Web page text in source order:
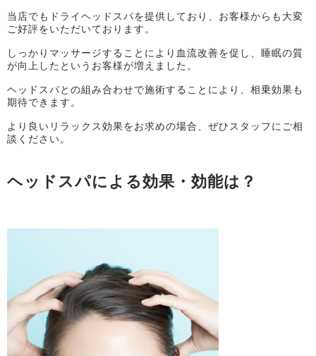
当店でもドライヘッドスパを提供しており、お客様からも大変
ご好評をいただいております。
しっかりマッサージすることにより血流改善を促し、睡眠の質
が向上したというお客様が増えました。
ヘッドスパとの組み合わせで施術することにより、相乗効果も
期待できます。
より良いリラックス効果をお求めの場合、ぜひスタッフにご相
談ください。
ヘッドスパによる効果・効能は？